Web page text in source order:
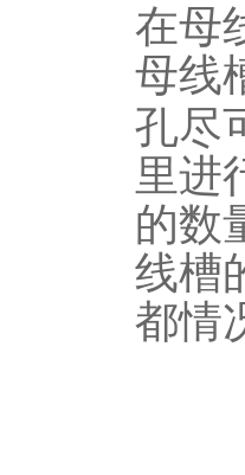
在母
母线
孔尽
里进
的数
线槽
都情